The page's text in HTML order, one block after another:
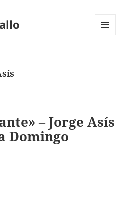
– Jorge Asís
Domingo